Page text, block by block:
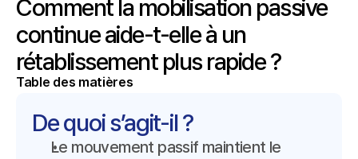
Comment la mobilisation passive
continue aide-t-elle à un
rétablissement plus rapide ?
Table des matières
De quoi s’agit-il ?
Le mouvement passif maintient le